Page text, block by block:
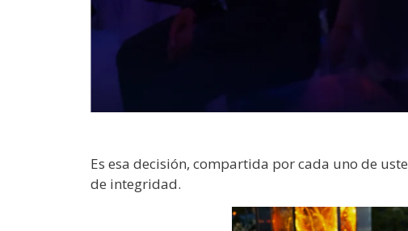
Es esa decisión, compartida por cada uno de
de integridad.